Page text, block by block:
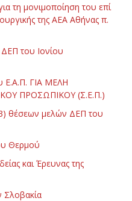
τη μονιμοποίηση του επί
της ΑΕΑ Αθήνας π.
του Ιονίου
ΓΙΑ ΜΕΛΗ
ΠΡΟΣΩΠΙΚΟΥ (Σ.Ε.Π.)
θέσεων μελών ΔΕΠ του
Θερμού
και Έρευνας της